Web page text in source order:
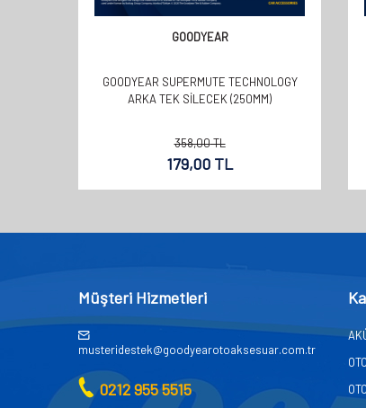
GOODYEAR
GOODYEAR SUPERMUTE TECHNOLOGY
ARKA TEK SİLECEK (250MM)
358,00TL
179,00 TL
Müşteri Hizmetleri
musteridestek@goodyearotoaksesuar.com.tr
0212 955 5515